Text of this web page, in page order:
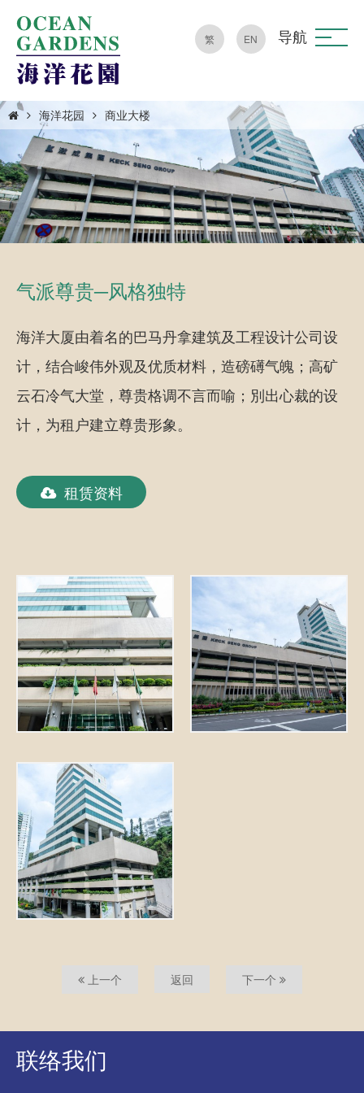
繁 EN 导航
海洋花园 商业大楼
气派尊贵─风格独特
海洋大厦由着名的巴马丹拿建筑及工程设计公司设
计，结合峻伟外观及优质材料，造磅礡气魄；高矿
云石冷气大堂，尊贵格调不言而喻；別出心裁的设
计，为租户建立尊贵形象。
租赁资料
上一个 返回 下一个
联络我们